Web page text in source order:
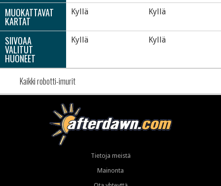
MUOKATTAVAT
KARTAT
Kyllä Kyllä
SIIVOAA
VALITUT
HUONEET
Kyllä Kyllä
Kaikki robotti-imurit
Tietoja meistä
Mainonta